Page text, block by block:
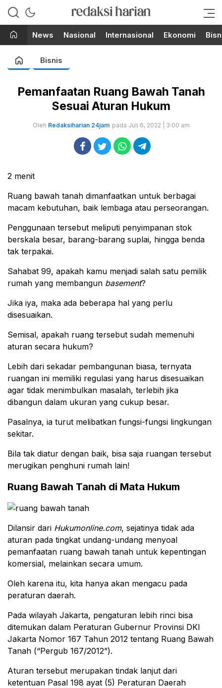
RedaksiHarian.com
Berita Terupdate dari Redaksi
News Nasional Internasional Ekonomi
Bisnis
Pemanfaatan Ruang Bawah Tanah
Sesuai Aturan Hukum
Oleh Redaksiharian 24jam pada Juli 6, 2022 | 3:00 am
2 menit
Ruang bawah tanah dimanfaatkan untuk berbagai
macam kebutuhan, baik lembaga atau perseorangan.
Penggunaan tersebut meliputi penyimpanan stok
berskala besar, barang-barang suplai, hingga benda
tak terpakai.
Sahabat 99, apakah kamu menjadi salah satu pemilik
rumah yang membangun basement?
Jika iya, maka ada beberapa hal yang perlu
disesuaikan.
Semisal, apakah ruang tersebut sudah memenuhi
aturan secara hukum?
Lebih dari sekadar pembangunan biasa, ternyata
ruangan ini memiliki regulasi yang harus disesuaikan
agar tidak menimbulkan masalah, terlebih jika
dibangun dalam ukuran yang cukup besar.
Pasalnya, ia turut melibatkan fungsi-fungsi lingkungan
sekitar.
Bila tak diatur dengan baik, bisa saja ruangan tersebut
merugikan penghuni rumah lain!
Ruang Bawah Tanah di Mata Hukum
Dilansir dari Hukumonline.com, sejatinya tidak ada
aturan pada tingkat undang-undang menyoal
pemanfaatan ruang bawah tanah untuk kepentingan
komersial, melainkan secara umum.
Oleh karena itu, kita hanya akan mengacu pada
peraturan daerah.
Pada wilayah Jakarta, pengaturan lebih rinci bisa
ditemukan dalam Peraturan Gubernur Provinsi DKI
Jakarta Nomor 167 Tahun 2012 tentang Ruang Bawah
Tanah (“Pergub 167/2012”).
Aturan tersebut merupakan tindak lanjut dari
ketentuan Pasal 198 ayat (5) Peraturan Daerah